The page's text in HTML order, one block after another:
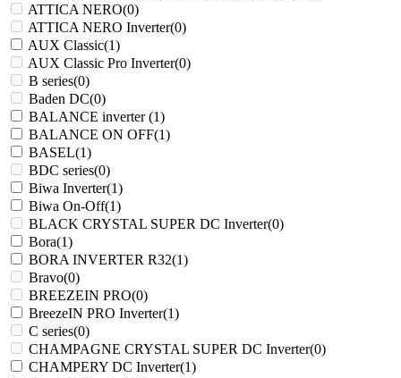
ATTICA NERO(0)
ATTICA NERO Inverter(0)
AUX Classic(1)
AUX Classic Pro Inverter(0)
B series(0)
Baden DC(0)
BALANCE inverter(1)
BALANCE ON OFF(1)
BASEL(1)
BDC series(0)
Biwa Inverter(1)
Biwa On-Off(1)
BLACK CRYSTAL SUPER DC Inverter(0)
Bora(1)
BORA INVERTER R32(1)
Bravo(0)
BREEZEIN PRO(0)
BreezeIN PRO Inverter(1)
C series(0)
CHAMPAGNE CRYSTAL SUPER DC Inverter(0)
CHAMPERY DC Inverter(1)